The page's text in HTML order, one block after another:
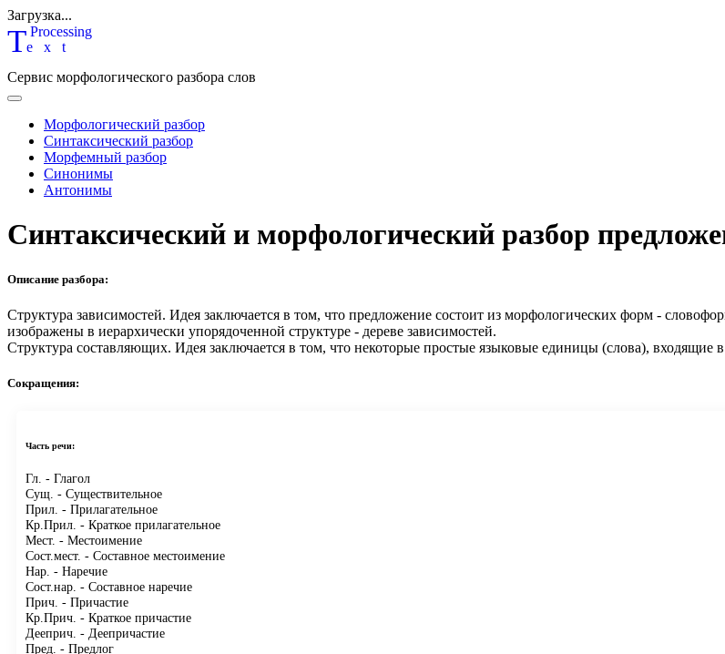
Загрузка...
Text
Processing
Сервис морфологического разбора слов
Морфологический разбор
Синтаксический разбор
Морфемный разбор
Синонимы
Антонимы
Синтаксический и морфологический разбор
Описание разбора:
Структура зависимостей. Идея заключается в том, что предложение состоит из морфологических форм -
изображены в иерархически упорядоченной структуре - дереве зависимостей.
Структура составляющих. Идея заключается в том, что некоторые простые языковые единицы (слова), входящие
Сокращения:
Часть речи:
Гл. - Глагол
Сущ. - Существительное
Прил. - Прилагательное
Кр.Прил. - Краткое прилагательное
Мест. - Местоимение
Сост.мест. - Составное местоимение
Нар. - Наречие
Сост.нар. - Составное наречие
Прич. - Причастие
Кр.Прич. - Краткое причастие
Дееприч. - Деепричастие
Пред. - Предлог